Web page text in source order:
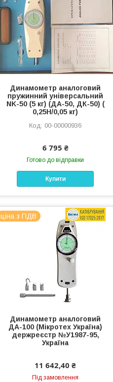
Динамометр аналоговий
пружинний універсальний
NK-50 (5 кг) (ДА-50, ДК-50) (
0,25Н/0,05 кг)
00-00000936
6 795 ₴
Готово до відправки
Купити
ціна з ПДВ
Динамометр аналоговий
ДА-100 (Мікротех Україна)
держреєстр №У1987-95,
Україна
11 642,40 ₴
Під замовлення